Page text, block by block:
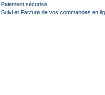
Paiement sécurisé
Suivi et Facture de vos commandes en